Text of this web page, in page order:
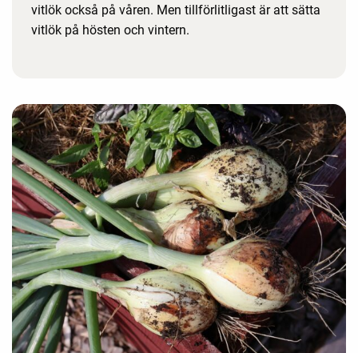
vitlök också på våren. Men tillförlitligast är att sätta
vitlök på hösten och vintern.